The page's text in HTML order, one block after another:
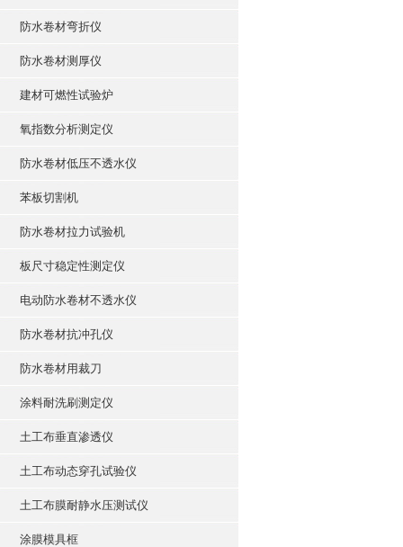
防水卷材弯折仪
防水卷材测厚仪
建材可燃性试验炉
氧指数分析测定仪
防水卷材低压不透水仪
苯板切割机
防水卷材拉力试验机
板尺寸稳定性测定仪
电动防水卷材不透水仪
防水卷材抗冲孔仪
防水卷材用裁刀
涂料耐洗刷测定仪
土工布垂直渗透仪
土工布动态穿孔试验仪
土工布膜耐静水压测试仪
涂膜模具框